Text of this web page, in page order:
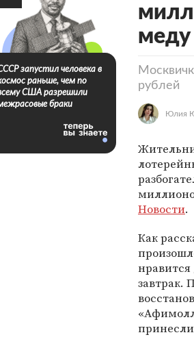
меду
рублей
Юлия
Новости.
Как
нравится
завтрак.
запустил человека в
раньше, чем по
США разрешили
браки